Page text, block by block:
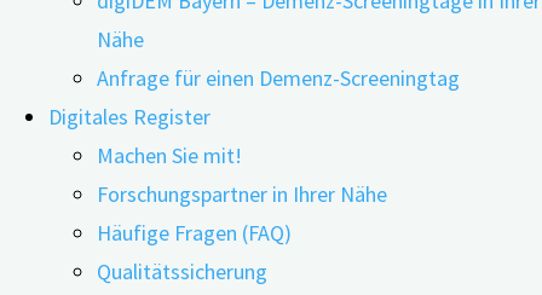
Nähe
Anfrage für einen Demenz-Screeningtag
Digitales Register
Machen Sie mit!
Forschungspartner in Ihrer Nähe
Häufige Fragen (FAQ)
Qualitätssicherung
25.03.2026
Die Mitteilung einer Demenz-Diagnose oder einer